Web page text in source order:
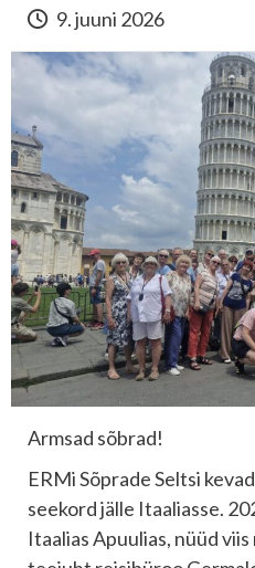
9. juuni 2026
Armsad sõbrad!
ERMi Sõprade Seltsi
seekord jälle Itaaliasse.
Itaalias Apuulias, nüüd